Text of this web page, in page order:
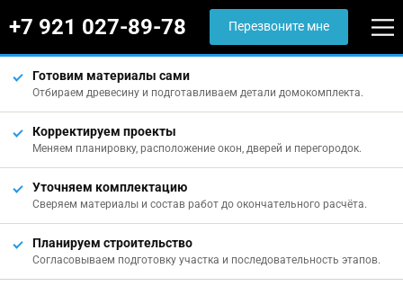
+7 921 027-89-78 Перезвоните мне
Готовим материалы сами
Отбираем древесину и подготавливаем детали домокомплекта.
Корректируем проекты
Меняем планировку, расположение окон, дверей и перегородок.
Уточняем комплектацию
Сверяем материалы и состав работ до окончательного расчёта.
Планируем строительство
Согласовываем подготовку участка и последовательность этапов.